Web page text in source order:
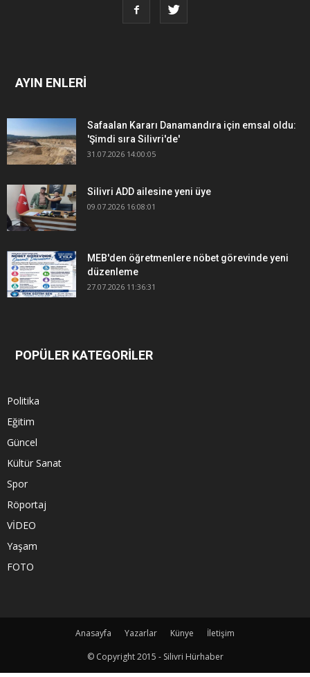
AYIN ENLERİ
Safaalan Kararı Danamandıra için emsal oldu:
'Şimdi sıra Silivri'de'
31.07.2026 14:00:05
Silivri ADD ailesine yeni üye
09.07.2026 16:08:01
MEB'den öğretmenlere nöbet görevinde yeni
düzenleme
27.07.2026 11:36:31
POPÜLER KATEGORİLER
Politika
Eğitim
Güncel
Kültür Sanat
Spor
Röportaj
VİDEO
Yaşam
FOTO
Anasayfa Yazarlar Künye
İletişim
© Copyright 2015 - Silivri Hürhaber